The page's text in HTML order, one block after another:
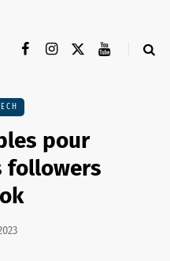
pour
followers